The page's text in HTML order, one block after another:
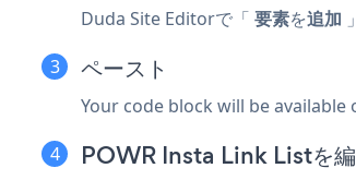
Duda Site Editorで「 要素を追加 」
ペースト
Your code block will be
POWR Insta Link Listを